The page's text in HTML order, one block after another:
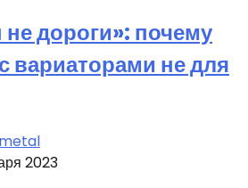
дороги»: почему
вариаторами не для
2023